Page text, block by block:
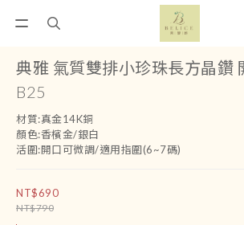
典雅 氣質雙排小珍珠長方晶鑽
B25
材質:真金14K銅
顏色:香檳金/銀白
活圍:開口可微調/適用指圍(6~7碼)
NT$690
NT$790